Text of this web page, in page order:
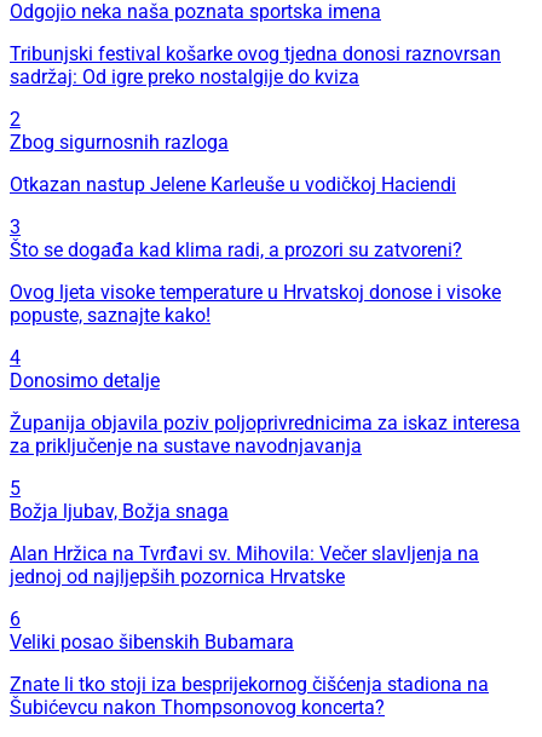
Odgojio neka naša poznata sportska imena
Tribunjski festival košarke ovog tjedna donosi raznovrsan
sadržaj: Od igre preko nostalgije do kviza
2
Zbog sigurnosnih razloga
Otkazan nastup Jelene Karleuše u vodičkoj Haciendi
3
Što se događa kad klima radi, a prozori su zatvoreni?
Ovog ljeta visoke temperature u Hrvatskoj donose i visoke
popuste, saznajte kako!
4
Donosimo detalje
Županija objavila poziv poljoprivrednicima za iskaz interesa
za priključenje na sustave navodnjavanja
5
Božja ljubav, Božja snaga
Alan Hržica na Tvrđavi sv. Mihovila: Večer slavljenja na
jednoj od najljepših pozornica Hrvatske
6
Veliki posao šibenskih Bubamara
Znate li tko stoji iza besprijekornog čišćenja stadiona na
Šubićevcu nakon Thompsonovog koncerta?